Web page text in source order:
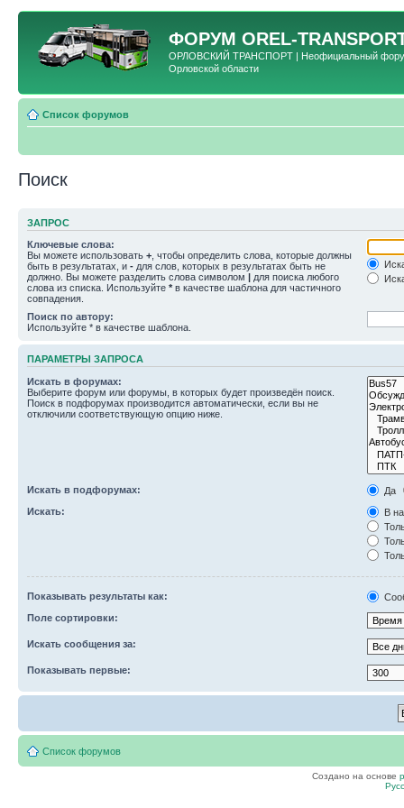
ФОРУМ OREL-
ОРЛОВСКИЙ ТРАНСПОРТ | Неофициальный форум
Орловской области
Список форумов
Поиск
ЗАПРОС
Ключевые слова:
Вы можете использовать + , чтобы определить слова, которые должны
быть в результатах, и - для слов, которых в результатах быть не
должно. Вы можете разделить слова символом | для поиска любого
слова из списка. Используйте * в качестве шаблона для частичного
совпадения.
Поиск по автору:
Используйте * в качестве шаблона.
ПАРАМЕТРЫ ЗАПРОСА
Искать в форумах:
Выберите форум или форумы, в которых будет произведён поиск.
Поиск в подфорумах производится автоматически, если вы не
отключили соответствующую опцию ниже.
Искать в подфорумах:
Да
Искать:
В
Показывать результаты как:
Поле сортировки:
Искать сообщения за:
Показывать первые:
Список форумов
Создано на основе